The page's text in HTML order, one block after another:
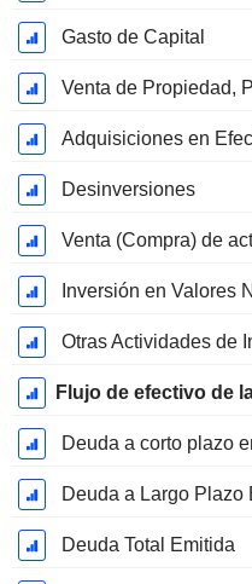
Gasto de Capital
Venta de Propiedad,
Adquisiciones en
Desinversiones
Venta (Compra) de
Otras Actividades de
Deuda a corto plazo
Deuda a Largo Plazo
Deuda Total Emitida